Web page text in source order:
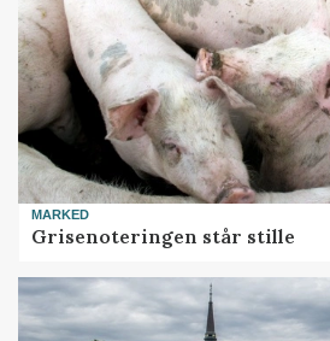
MARKED
Grisenoteringen står stille